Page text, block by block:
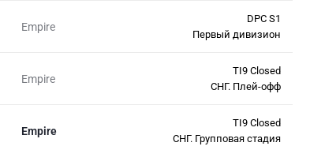
Empire
DPC S1
Первый дивизион
Empire
TI9 Closed
СНГ. Плей-офф
Empire
TI9 Closed
СНГ. Групповая стадия